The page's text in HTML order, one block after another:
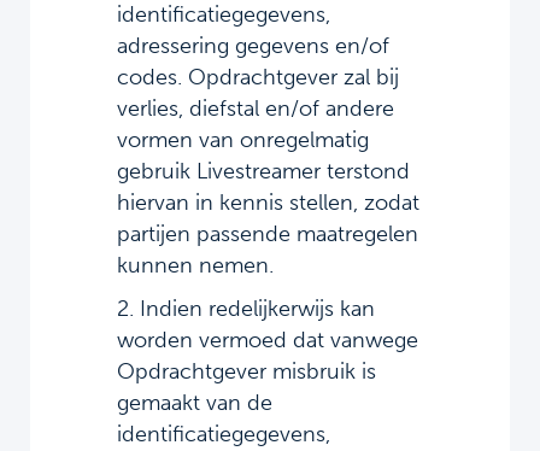
identificatiegegevens,
adressering gegevens en/of
codes. Opdrachtgever zal bij
verlies, diefstal en/of andere
vormen van onregelmatig
gebruik Livestreamer terstond
hiervan in kennis stellen, zodat
partijen passende maatregelen
kunnen nemen.
2. Indien redelijkerwijs kan
worden vermoed dat vanwege
Opdrachtgever misbruik is
gemaakt van de
identificatiegegevens,